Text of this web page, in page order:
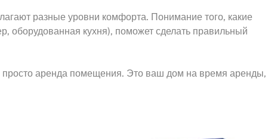
разные уровни комфорта. Понимание того, какие
оборудованная кухня), поможет сделать правильный
просто аренда помещения. Это ваш дом на время аренды,